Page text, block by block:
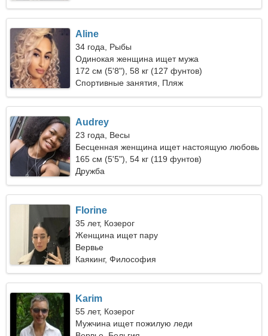
Aline
34 года, Рыбы
Одинокая женщина ищет мужа
172 см (5'8"), 58 кг (127 фунтов)
Спортивные занятия, Пляж
Audrey
23 года, Весы
Бесценная женщина ищет настоящую любовь
165 см (5'5"), 54 кг (119 фунтов)
Дружба
Florine
35 лет, Козерог
Женщина ищет пару
Вервье
Каякинг, Философия
Karim
55 лет, Козерог
Мужчина ищет пожилую леди